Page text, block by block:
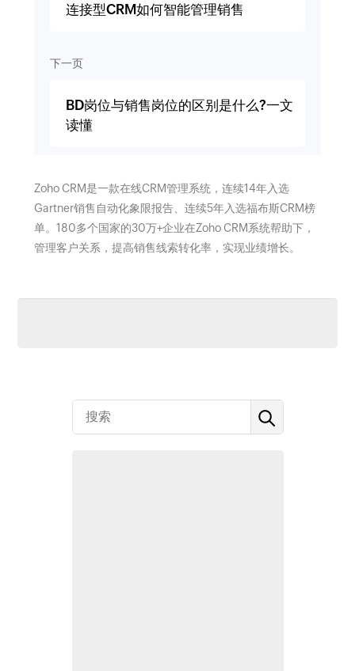
连接型CRM如何智能管理销售
下一页
BD岗位与销售岗位的区别是什么?一文
读懂
Zoho CRM是一款在线CRM管理系统，连续14年入选
Gartner销售自动化象限报告、连续5年入选福布斯CRM榜
单。180多个国家的30万+企业在Zoho CRM系统帮助下，
管理客户关系，提高销售线索转化率，实现业绩增长。